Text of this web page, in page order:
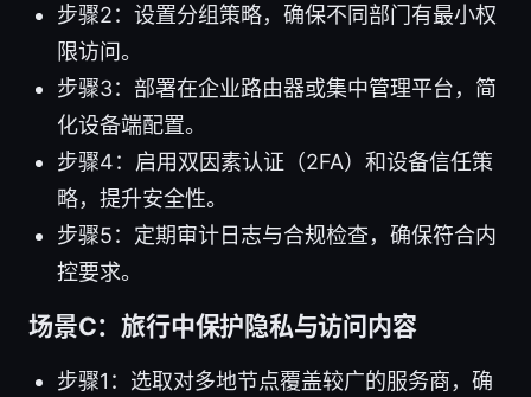
步骤2：设置分组策略，确保不同部门有最小权
限访问。
步骤3：部署在企业路由器或集中管理平台，简
化设备端配置。
步骤4：启用双因素认证（2FA）和设备信任策
略，提升安全性。
步骤5：定期审计日志与合规检查，确保符合内
控要求。
场景C：旅行中保护隐私与访问内容
步骤1：选取对多地节点覆盖较广的服务商，确